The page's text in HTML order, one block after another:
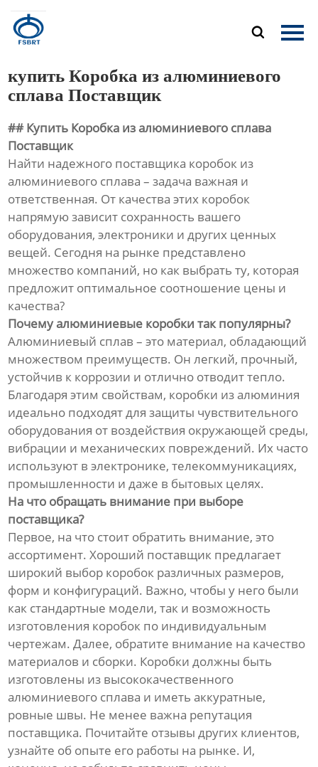

Главная
Новости
Контакты
купить Коробка из алюминиевого
сплава Поставщик
## Купить Коробка из алюминиевого сплава
Поставщик
Найти надежного поставщика коробок из
алюминиевого сплава – задача важная и
ответственная. От качества этих коробок
напрямую зависит сохранность вашего
оборудования, электроники и других ценных
вещей. Сегодня на рынке представлено
множество компаний, но как выбрать ту, которая
предложит оптимальное соотношение цены и
качества?
Почему алюминиевые коробки так популярны?
Алюминиевый сплав – это материал, обладающий
множеством преимуществ. Он легкий, прочный,
устойчив к коррозии и отлично отводит тепло.
Благодаря этим свойствам, коробки из алюминия
идеально подходят для защиты чувствительного
оборудования от воздействия окружающей среды,
вибрации и механических повреждений. Их часто
используют в электронике, телекоммуникациях,
промышленности и даже в бытовых целях.
На что обращать внимание при выборе
поставщика?
Первое, на что стоит обратить внимание, это
ассортимент. Хороший поставщик предлагает
широкий выбор коробок различных размеров,
форм и конфигураций. Важно, чтобы у него были
как стандартные модели, так и возможность
изготовления коробок по индивидуальным
чертежам. Далее, обратите внимание на качество
материалов и сборки. Коробки должны быть
изготовлены из высококачественного
алюминиевого сплава и иметь аккуратные,
ровные швы. Не менее важна репутация
поставщика. Почитайте отзывы других клиентов,
узнайте об опыте его работы на рынке. И,